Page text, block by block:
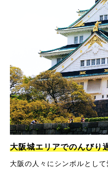
大阪城エリアでのんびり
大阪の人々にシンボルとして